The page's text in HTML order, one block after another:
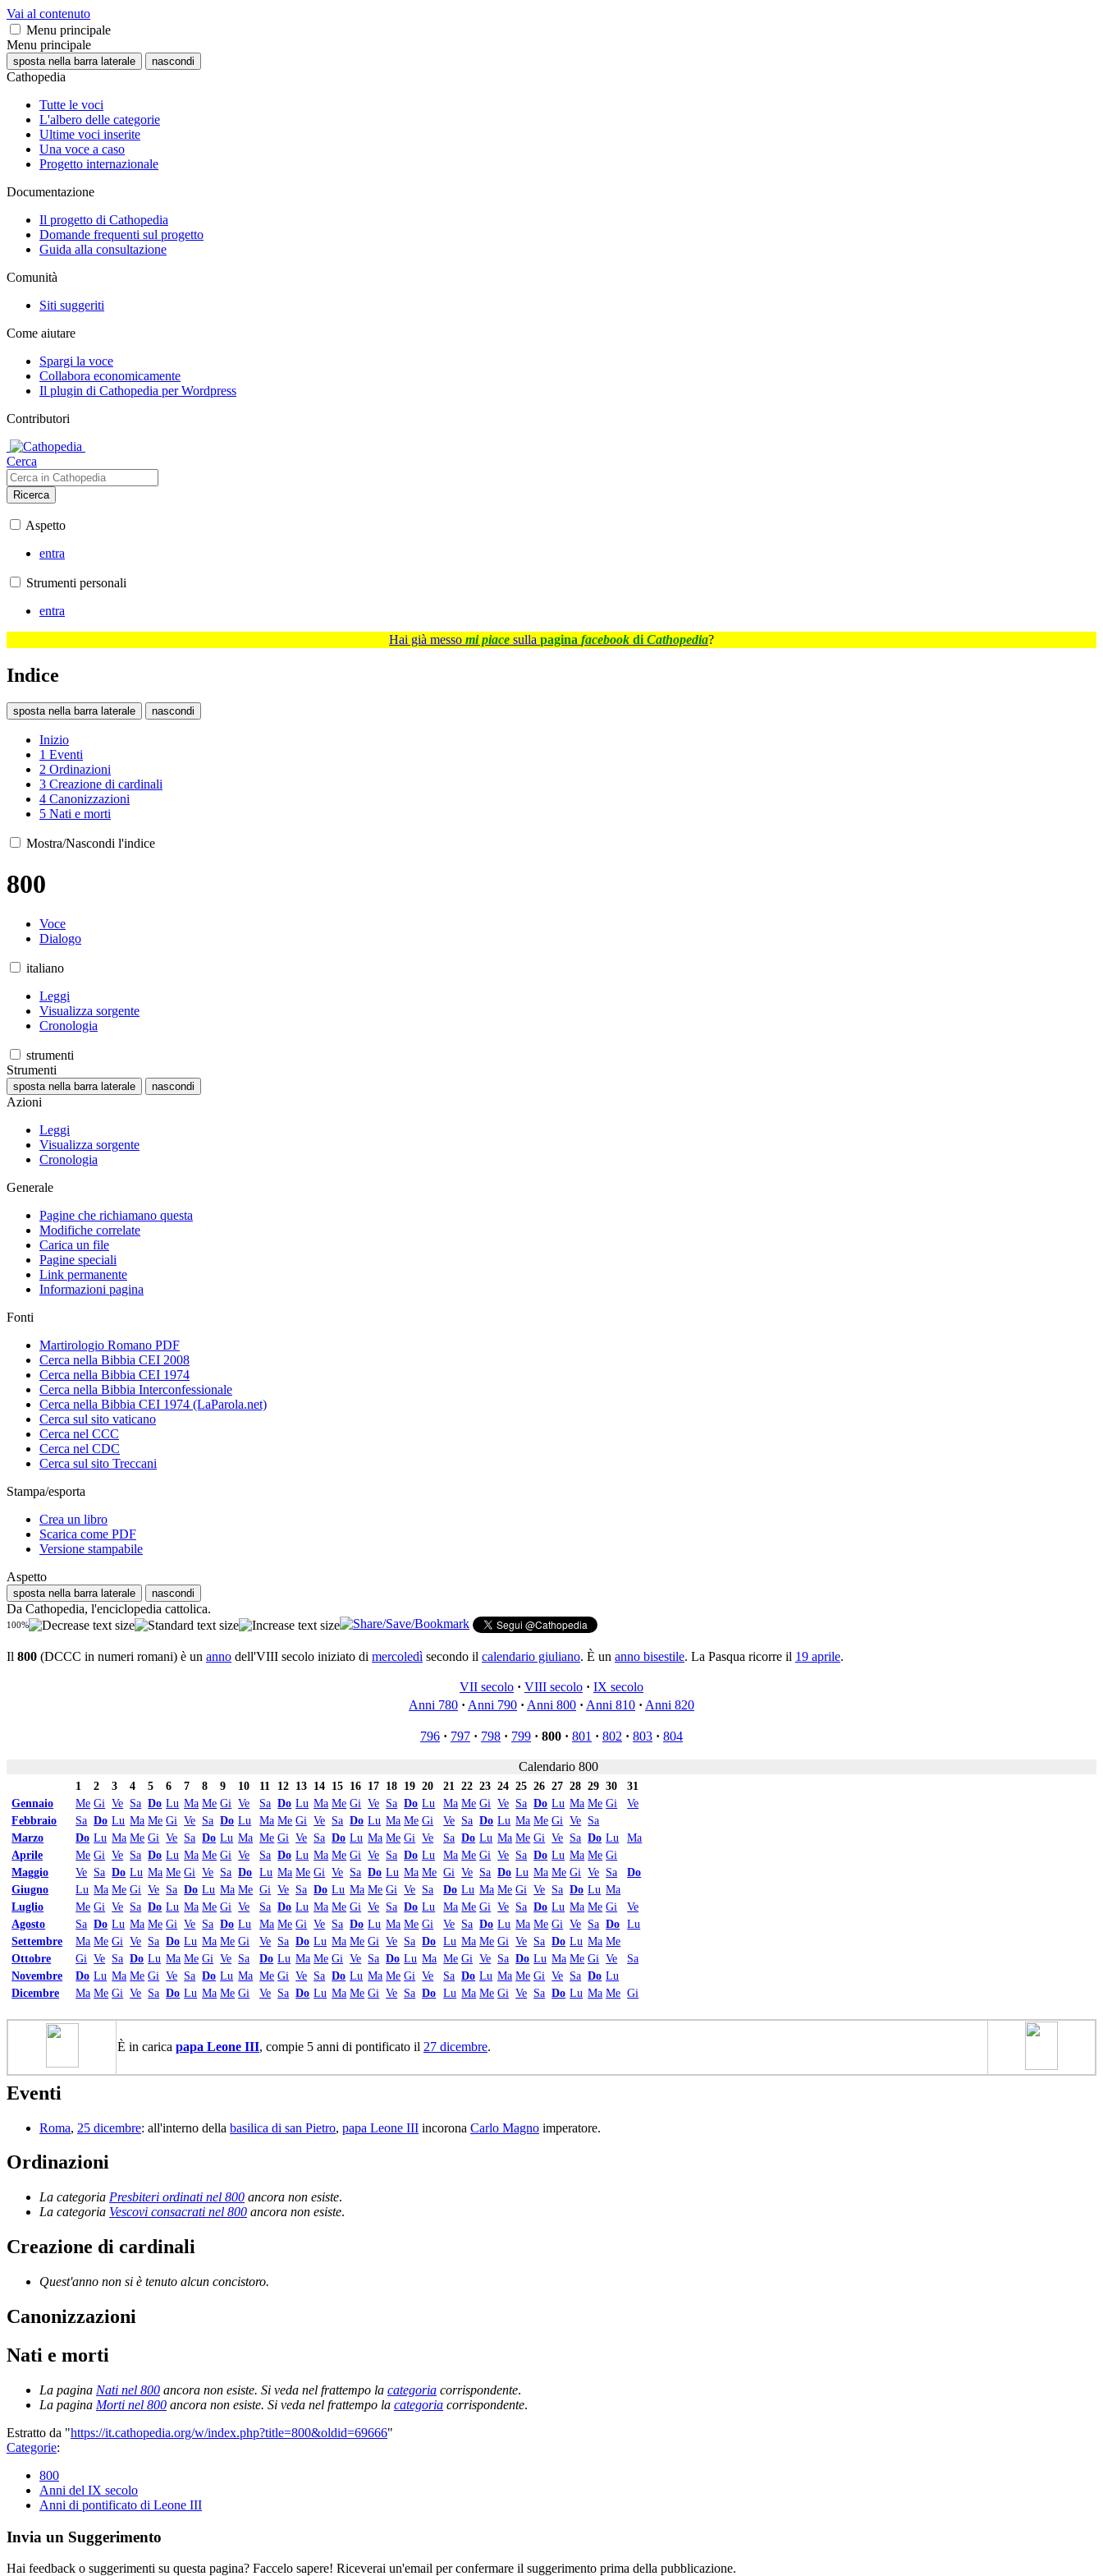
Vai al contenuto
Menu principale
Menu principale
sposta nella barra laterale nascondi
Cathopedia
Tutte le voci
L'albero delle categorie
Ultime voci inserite
Una voce a caso
Progetto internazionale
Documentazione
Il progetto di Cathopedia
Domande frequenti sul progetto
Guida alla consultazione
Comunità
Siti suggeriti
Come aiutare
Spargi la voce
Collabora economicamente
Il plugin di Cathopedia per Wordpress
Contributori
Cerca
Ricerca
Aspetto
entra
Strumenti personali
entra
Hai già messo mi piace sulla pagina facebook di Cathopedia?
Indice
sposta nella barra laterale nascondi
Inizio
1 Eventi
2 Ordinazioni
3 Creazione di cardinali
4 Canonizzazioni
5 Nati e morti
Mostra/Nascondi l'indice
800
Voce
Dialogo
italiano
Leggi
Visualizza sorgente
Cronologia
strumenti
Strumenti
sposta nella barra laterale nascondi
Azioni
Leggi
Visualizza sorgente
Cronologia
Generale
Pagine che richiamano questa
Modifiche correlate
Carica un file
Pagine speciali
Link permanente
Informazioni pagina
Fonti
Martirologio Romano PDF
Cerca nella Bibbia CEI 2008
Cerca nella Bibbia CEI 1974
Cerca nella Bibbia Interconfessionale
Cerca nella Bibbia CEI 1974 (LaParola.net)
Cerca sul sito vaticano
Cerca nel CCC
Cerca nel CDC
Cerca sul sito Treccani
Stampa/esporta
Crea un libro
Scarica come PDF
Versione stampabile
Aspetto
sposta nella barra laterale nascondi
Da Cathopedia, l'enciclopedia cattolica.
100%
Il 800 (DCCC in numeri romani) è un anno dell'VIII secolo iniziato di mercoledì secondo il calendario giuliano. È un anno bisestile. La Pasqua ricorre il 19 aprile.
VII secolo · VIII secolo · IX secolo
Anni 780 · Anni 790 · Anni 800 · Anni 810 · Anni 820
796 · 797 · 798 · 799 · 800 · 801 · 802 · 803 · 804
Calendario 800
1 2 3 4 5 6 7 8 9 10 11 12 13 14 15 16 17 18 19 20 21 22 23 24 25 26 27 28 29 30
31
Gennaio
Me Gi Ve Sa Do Lu Ma Me Gi Ve Sa Do Lu Ma Me Gi Ve Sa Do Lu Ma Me Gi Ve Sa Do Lu Ma Me Gi
Ve
Febbraio
Sa Do Lu Ma Me Gi Ve Sa Do Lu Ma Me Gi Ve Sa Do Lu Ma Me Gi Ve Sa Do Lu Ma Me Gi Ve Sa
Marzo
Do Lu Ma Me Gi Ve Sa Do Lu Ma Me Gi Ve Sa Do Lu Ma Me Gi Ve Sa Do Lu Ma Me Gi Ve Sa Do Lu
Ma
Aprile
Me Gi Ve Sa Do Lu Ma Me Gi Ve Sa Do Lu Ma Me Gi Ve Sa Do Lu Ma Me Gi Ve Sa Do Lu Ma Me Gi
Maggio
Ve Sa Do Lu Ma Me Gi Ve Sa Do Lu Ma Me Gi Ve Sa Do Lu Ma Me Gi Ve Sa Do Lu Ma Me Gi Ve Sa
Do
Giugno
Lu Ma Me Gi Ve Sa Do Lu Ma Me Gi Ve Sa Do Lu Ma Me Gi Ve Sa Do Lu Ma Me Gi Ve Sa Do Lu Ma
Luglio
Me Gi Ve Sa Do Lu Ma Me Gi Ve Sa Do Lu Ma Me Gi Ve Sa Do Lu Ma Me Gi Ve Sa Do Lu Ma Me Gi
Ve
Agosto
Sa Do Lu Ma Me Gi Ve Sa Do Lu Ma Me Gi Ve Sa Do Lu Ma Me Gi Ve Sa Do Lu Ma Me Gi Ve Sa Do Lu
Settembre
Ma Me Gi Ve Sa Do Lu Ma Me Gi Ve Sa Do Lu Ma Me Gi Ve Sa Do Lu Ma Me Gi Ve Sa Do Lu Ma Me
Ottobre
Gi Ve Sa Do Lu Ma Me Gi Ve Sa Do Lu Ma Me Gi Ve Sa Do Lu Ma Me Gi Ve Sa Do Lu Ma Me Gi Ve
Sa
Novembre
Do Lu Ma Me Gi Ve Sa Do Lu Ma Me Gi Ve Sa Do Lu Ma Me Gi Ve Sa Do Lu Ma Me Gi Ve Sa Do Lu
Dicembre
Ma Me Gi Ve Sa Do Lu Ma Me Gi Ve Sa Do Lu Ma Me Gi Ve Sa Do Lu Ma Me Gi Ve Sa Do Lu Ma Me Gi
È in carica papa Leone III, compie 5 anni di pontificato il 27 dicembre.
Eventi
Roma, 25 dicembre: all'interno della basilica di san Pietro, papa Leone III incorona Carlo Magno imperatore.
Ordinazioni
La categoria Presbiteri ordinati nel 800 ancora non esiste.
La categoria Vescovi consacrati nel 800 ancora non esiste.
Creazione di cardinali
Quest'anno non si è tenuto alcun concistoro.
Canonizzazioni
Nati e morti
La pagina Nati nel 800 ancora non esiste. Si veda nel frattempo la categoria corrispondente.
La pagina Morti nel 800 ancora non esiste. Si veda nel frattempo la categoria corrispondente.
Estratto da "https://it.cathopedia.org/w/index.php?title=800&oldid=69666"
Categorie:
800
Anni del IX secolo
Anni di pontificato di Leone III
Invia un Suggerimento
Hai feedback o suggerimenti su questa pagina? Faccelo sapere! Riceverai un'email per confermare il suggerimento prima della pubblicazione.